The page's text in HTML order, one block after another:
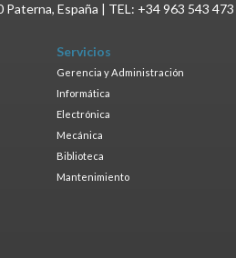
España | TEL: +34 963 543 473
Servicios
Gerencia y Administración
Informática
Electrónica
Mecánica
Biblioteca
Mantenimiento